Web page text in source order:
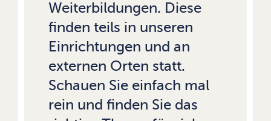
Weiterbildungen. Diese
finden teils in unseren
Einrichtungen und an
externen Orten statt.
Schauen Sie einfach mal
rein und finden Sie das